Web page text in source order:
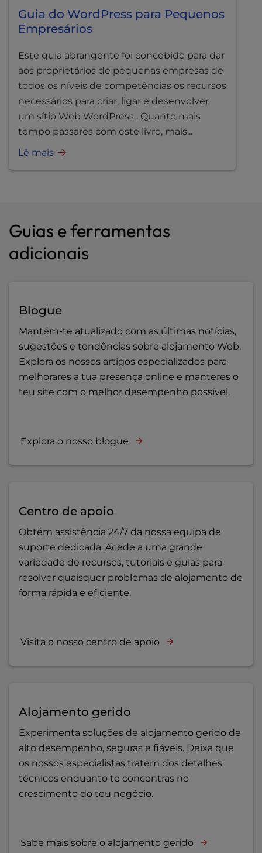
Guia do WordPress para Pequenos
Empresários
Este guia abrangente foi concebido para dar
aos proprietários de pequenas empresas de
todos os níveis de competências os recursos
necessários para criar, ligar e desenvolver
um sítio Web WordPress . Quanto mais
tempo passares com este livro, mais...
Lê mais
Guias e ferramentas
adicionais
Blogue
Mantém-te atualizado com as últimas notícias,
sugestões e tendências sobre alojamento Web.
Explora os nossos artigos especializados para
melhorares a tua presença online e manteres o
teu site com o melhor desempenho possível.
Explora o nosso blogue
Centro de apoio
Obtém assistência 24/7 da nossa equipa de
suporte dedicada. Acede a uma grande
variedade de recursos, tutoriais e guias para
resolver quaisquer problemas de alojamento de
forma rápida e eficiente.
Visita o nosso centro de apoio
Alojamento gerido
Experimenta soluções de alojamento gerido de
alto desempenho, seguras e fiáveis. Deixa que
os nossos especialistas tratem dos detalhes
técnicos enquanto te concentras no
crescimento do teu negócio.
Sabe mais sobre o alojamento gerido